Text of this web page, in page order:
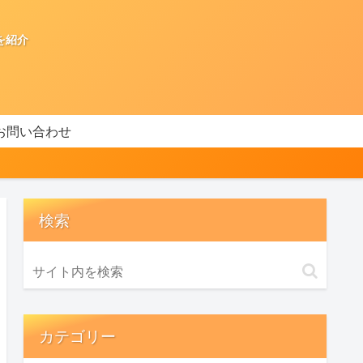
紹介
問い合わせ
検索
カテゴリー